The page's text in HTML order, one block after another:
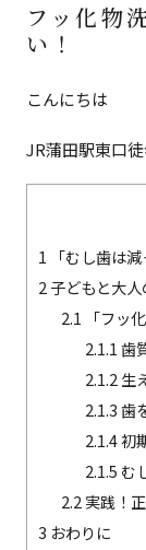
フッ化物
い！
こんにちは
JR蒲田駅東口
1 「むし歯は
2子どもと大
2.1 「フッ
2.1.1歯
2.1.2生
2.1.3歯
2.1.4初
2.1.5 む
2.2実践！
3 おわりに